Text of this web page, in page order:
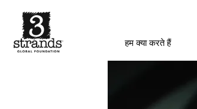
हम क्या करते हैं